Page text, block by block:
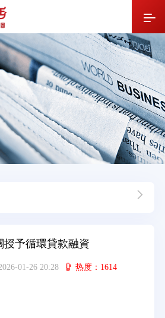
予循環貸款融資
01-26 20:28 热度：1614